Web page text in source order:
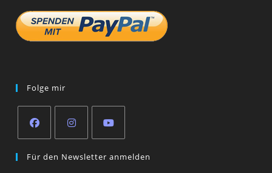
Folge mir
in
in
in
Für den Newsletter anmelden